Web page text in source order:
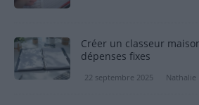
Créer un classeur
dépenses fixes
22 septembre 2025 Nathalie